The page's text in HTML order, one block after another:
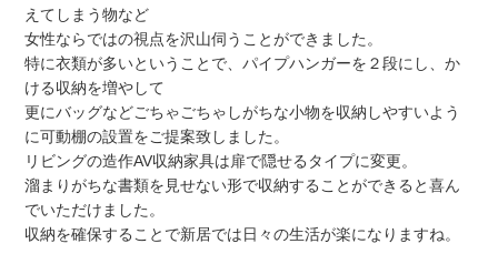
えてしまう物など
女性ならではの視点を沢山伺うことができました。
特に衣類が多いということで、パイプハンガーを２段にし、か
ける収納を増やして
更にバッグなどごちゃごちゃしがちな小物を収納しやすいよう
に可動棚の設置をご提案致しました。
リビングの造作AV収納家具は扉で隠せるタイプに変更。
溜まりがちな書類を見せない形で収納することができると喜ん
でいただけました。
収納を確保することで新居では日々の生活が楽になりますね。